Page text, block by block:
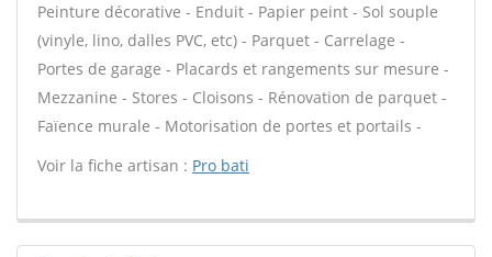
Peinture décorative - Enduit - Papier peint - Sol souple
(vinyle, lino, dalles PVC, etc) - Parquet - Carrelage -
Portes de garage - Placards et rangements sur mesure -
Mezzanine - Stores - Cloisons - Rénovation de parquet -
Faïence murale - Motorisation de portes et portails -
Voir la fiche artisan : Pro bati